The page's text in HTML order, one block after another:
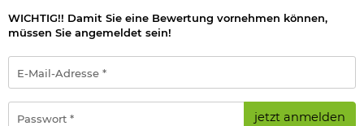
107 Seiten, broschiert
von Stefan Steigerwald und Peter Fronteddu
Herstellerinformationen
WICHTIG!! Damit Sie eine Bewertung vornehmen können,
müssen Sie angemeldet sein!
Mail-
Adresse
*
jetzt anmelden